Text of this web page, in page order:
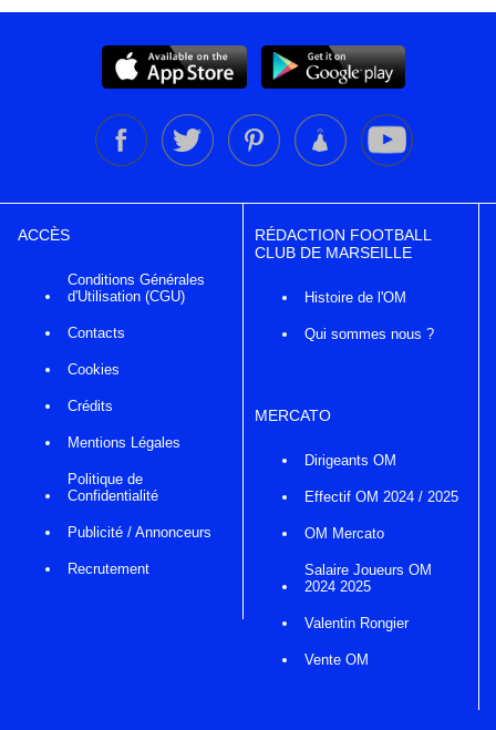
ACCÈS
Conditions Générales
d'Utilisation (CGU)
Contacts
Cookies
Crédits
Mentions Légales
Politique de
Confidentialité
Publicité / Annonceurs
Recrutement
RÉDACTION FOOTBALL
CLUB DE MARSEILLE
Histoire de l'OM
Qui sommes nous ?
MERCATO
Dirigeants OM
Effectif OM 2024 / 2025
OM Mercato
Salaire Joueurs OM
2024 2025
Valentin Rongier
Vente OM